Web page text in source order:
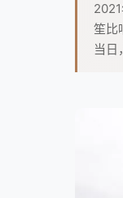
笙比
当日